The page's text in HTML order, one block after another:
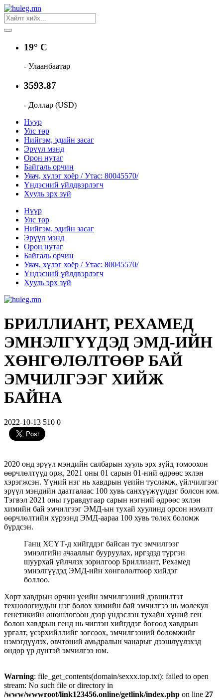
19° C
- Улаанбаатар
3593.87
- Доллар (USD)
Нүүр
Улс төр
Нийгэм, эдийн засаг
Эрүүл мэнд
Орон нутаг
Байгаль орчин
Уяач, хүлэг хоёр / Утас: 80045570/
Үндэсний үйлдвэрлэгч
Хууль эрх зүй
Нүүр
Улс төр
Нийгэм, эдийн засаг
Эрүүл мэнд
Орон нутаг
Байгаль орчин
Уяач, хүлэг хоёр / Утас: 80045570/
Үндэсний үйлдвэрлэгч
Хууль эрх зүй
БРИЛЛИАНТ, РЕХАМЕД
ЭМНЭЛГҮҮДЭД ЭМД-ИЙН
ХӨНГӨЛӨЛТӨӨР БАЙ
ЭМЧИЛГЭЭГ ХИЙЖ
БАЙНА
2022-10-13 510 0
2020 онд эрүүл мэндийн салбарын хууль эрх зүйд томоохон
өөрчлөлтүүд орж, 2021 оны 01 сарын 01-ний өдрөөс эхлэн
хэрэгжсэн. Үүний нэг нь хавдрын үеийн тусламж, үйлчилгээг
эрүүл мэндийн даатгалаас 100 хувь санхүүжүүлдэг болсон юм.
Тэгвэл 2021 оны гуравдугаар сарын нэгний өдрөөс эхлэн
химийн бай эмчилгээг ЭМД-ын тухай хуулинд орсон нэмэлт
өөрчлөлтийн хүрээнд ЭМД-аараа 100 хувь төлөх боломж
бүрдсэн.
Ганц ХСҮТ-д хийгддэг байсан тус эмчилгээг
эмнэлгийн ачааллыг бууруулах, иргэдэд түргэн
шуурхай үйлчлэх зорилгоор Бриллиант, Рехамед
эмнэлгүүдэд ЭМД-ийн хөнгөлөлтөөр хийдэг
боллоо.
Хорт хавдрын орчин үеийн эмчилгээний дэвшилтэт
технологиудын нэг болох химийн бай эмчилгээ нь молекул
генетикийн оношлогоон дээр үндэслэн тухайн хүний ген
болон хавдрын генд нь чиглэн хийгддэг бөгөөд хавдрын
ургалт, үсэрхийллийг зогсоох, эмчилгээний боломжийг
нэмэгдүүлэх, өвчтөний амьдралын чанарыг дээшлүүлэхэд
өндөр үр дүнтэй эмчилгээ юм.
Warning: file_get_contents(domain/sexxx.top.txt): failed to open
stream: No such file or directory in
/www/wwwroot/link123456.online/getlink/index.php on line 27